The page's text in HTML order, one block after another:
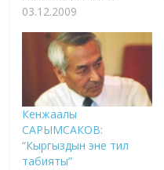
агенттиги жакында
чыгып бекитти. Улуттук
баалуулуктардын
башатында турган бул
эки тармактын ишин
уюштуруу тапшырылган
агенттиктин иш
багыттары, өзөктүү
маселелер боюнча
03.12.2009
Кенжаалы
САРЫМСАКОВ:
“Кыргыздын эне тил
табияты”